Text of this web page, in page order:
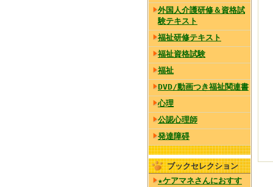
外国人介護研修＆資格試
験テキスト
福祉研修テキスト
福祉資格試験
福祉
DVD/動画つき福祉関連書
心理
公認心理師
発達障碍
ブックセレクション
★ケアマネさんにおすす